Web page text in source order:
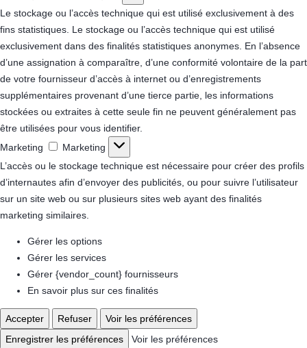
Le stockage ou l’accès technique qui est utilisé exclusivement à des
fins statistiques. Le stockage ou l’accès technique qui est utilisé
exclusivement dans des finalités statistiques anonymes. En l’absence
d’une assignation à comparaître, d’une conformité volontaire de la part
de votre fournisseur d’accès à internet ou d’enregistrements
supplémentaires provenant d’une tierce partie, les informations
stockées ou extraites à cette seule fin ne peuvent généralement pas
être utilisées pour vous identifier.
Marketing
Marketing
L’accès ou le stockage technique est nécessaire pour créer des profils
d’internautes afin d’envoyer des publicités, ou pour suivre l’utilisateur
sur un site web ou sur plusieurs sites web ayant des finalités
marketing similaires.
Gérer les options
Gérer les services
Gérer {vendor_count} fournisseurs
En savoir plus sur ces finalités
Accepter Refuser
Voir les préférences
Enregistrer les préférences
Voir les préférences